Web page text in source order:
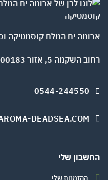
ים המלח קוסמטיקה
5, אזור 5800183
0544-244550
DEADSEA.COM
שלי